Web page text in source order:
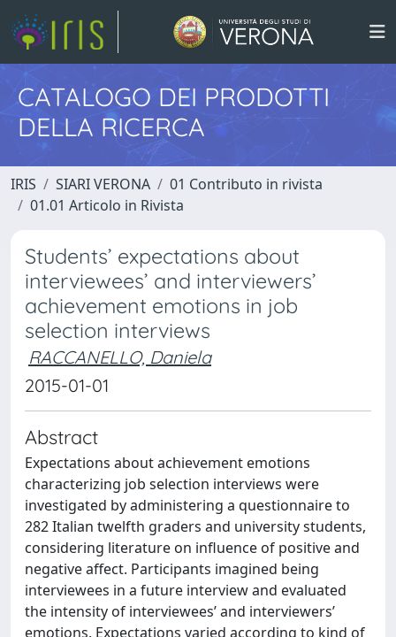
CATALOGO DEI PRODOTTI
DELLA RICERCA
IRIS SIARI VERONA
01 Contributo in rivista
01.01 Articolo in Rivista
Students’ expectations about
interviewees’ and interviewers’
achievement emotions in job
selection interviews
RACCANELLO, Daniela
2015-01-01
Abstract
Expectations about achievement emotions
characterizing job selection interviews were
investigated by administering a questionnaire to
282 Italian twelfth graders and university students,
considering literature on influence of positive and
negative affect. Participants imagined being
interviewees in a future interview and evaluated
the intensity of interviewees’ and interviewers’
emotions. Expectations varied according to kind of